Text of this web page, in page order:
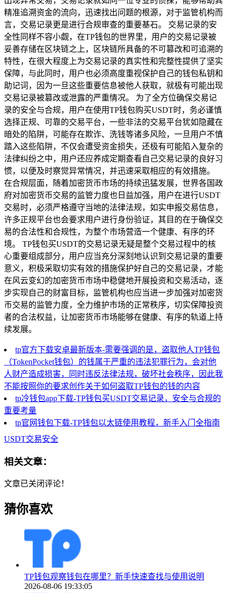
精准追溯资金的流向，迅速找出问题的根源，对于监管机构而
言，交易记录更是进行合规审查的重要基石。 交易记录的安
全性同样不容小觑，在TP钱包的世界里，用户的交易记录被
妥善存储在区块链之上，区块链所具备的不可篡改和可追溯的
特性，在很大程度上为交易记录的真实性和完整性提供了坚实
保障，与此同时，用户也必须高度重视保护自己的钱包私钥和
助记词，因为一旦这些重要信息被他人获取，就极有可能出现
交易记录被篡改或泄露的严重情况。 为了全方位确保交易记
录的安全与合规，用户在使用TP钱包购买USDT时，务必谨慎
选择正规、可靠的交易平台，一些非法的交易平台犹如隐藏在
暗处的陷阱，可能存在欺诈、洗钱等诸多风险，一旦用户不慎
踏入这些陷阱，不仅会遭受资金损失，还极有可能陷入复杂的
法律纠纷之中，用户还应养成定期查看自己交易记录的良好习
惯，以便及时察觉异常情况，并迅速采取相应的有效措施。
在合规层面，随着加密货币市场的持续迅猛发展，世界各国政
府对加密货币交易的监管力度也日益加强，用户在进行USDT
交易时，必须严格遵守当地的法律法规，如实申报交易信息，
许多正规平台也会要求用户进行身份验证，其目的在于确保交
易的合法性和合规性，为整个市场营造一个健康、有序的环
境。 TP钱包买USDT的交易记录无疑是整个交易过程中的核
心重要组成部分，用户应当充分深刻地认识到交易记录的重要
意义，积极采取切实有效的措施保护好自己的交易记录，才能
在风云变幻的加密货币市场中稳健地开展投资和交易活动，逐
步实现自己的财富目标，监管机构也应当进一步加强对加密货
币交易的监管力度，全力维护市场的正常秩序，切实保障投资
者的合法权益，让加密货币市场能够在健康、有序的轨道上持
续发展。
tp官方下载安卓最新版本-需要强调的是，盗取他人TP钱包
（TokenPocket钱包）的钱属于严重的违法犯罪行为，会对他
人财产造成损害，同时违反法律法规，破坏社会秩序，因此我
不能按照你的要求创作关于如何盗取TP钱包的钱的内容
tp冷钱包app下载-TP钱包买USDT交易记录，安全与合规的
重要考量
tp官网钱包下载-TP钱包以太链使用教程，新手入门全指南
USDT交易安全
相关文章：
文章已关闭评论！
猜你喜欢
TP钱包观察钱包在哪里？新手快速查找与使用说明
2026-08-06 19:33:05